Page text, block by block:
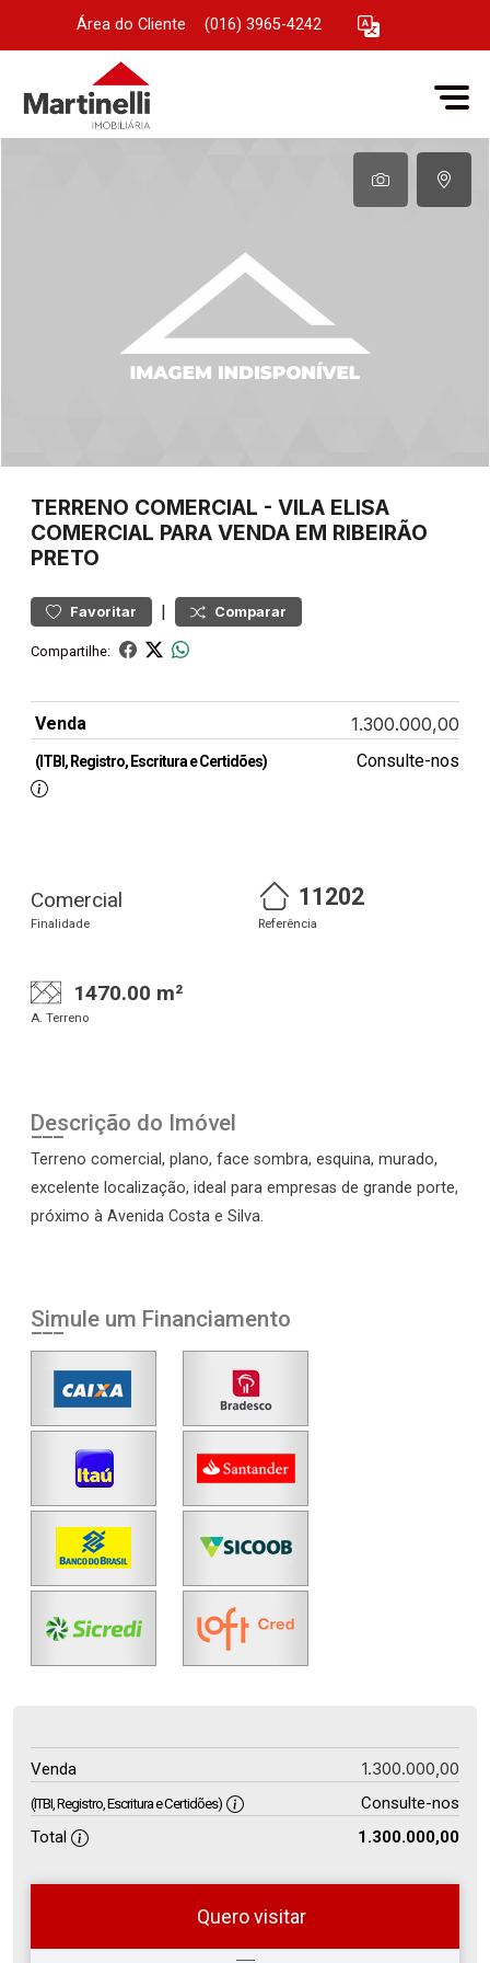
Área do Cliente (016) 3965-4242
TERRENO COMERCIAL - VILA ELISA
COMERCIAL PARA VENDA EM RIBEIRÃO
PRETO
Favoritar | Comparar
Compartilhe:
Venda 1.300.000,00
(ITBI, Registro, Escritura e Certidões) Consulte-nos
Comercial
Finalidade
11202
Referência
1470.00 m²
A. Terreno
Descrição do Imóvel
Terreno comercial, plano, face sombra, esquina, murado,
excelente localização, ideal para empresas de grande porte,
próximo à Avenida Costa e Silva.
Simule um Financiamento
Venda 1.300.000,00
(ITBI, Registro, Escritura e Certidões)
Consulte-nos
Total
1.300.000,00
Quero visitar
Qual o melhor dia e horário para